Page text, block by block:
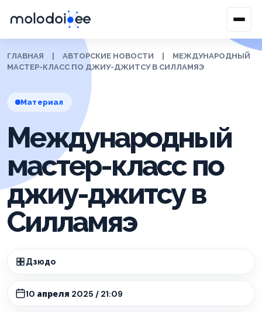
ГЛАВНАЯ АВТОРСКИЕ НОВОСТИ
МЕЖДУНАРОДНЫЙ
МАСТЕР-КЛАСС ПО ДЖИУ-ДЖИТСУ В СИЛЛАМЯЭ
Материал
Международный
мастер-класс по
джиу-джитсу в
Силламяэ
Дзюдо
10 апреля 2025 / 21:09